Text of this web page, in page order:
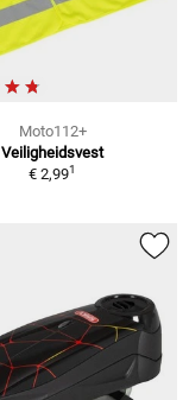
Moto112+
Veiligheidsvest
€ 2,991